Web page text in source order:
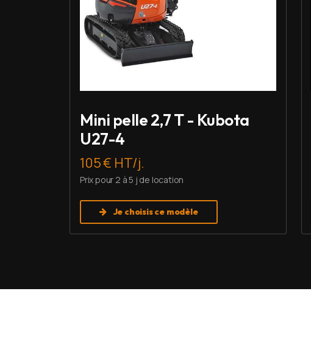
Mini pelle 2,7 T - Kubota
U27-4
105 € HT/j.
Prix pour 2 à 5 j de location
Je choisis ce modèle